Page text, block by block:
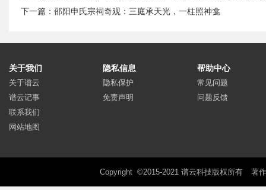
下一篇： 邵阳申氏宗祠奇观：三庭承天光，一柱照神龛
关于我们
关于谱云
谱云记事
联系我们
网站地图
隐私信息
隐私保护
免责声明
帮助中心
常见问题
问题反馈
Copyright ©2015-2021 谱云科技版权所有 著